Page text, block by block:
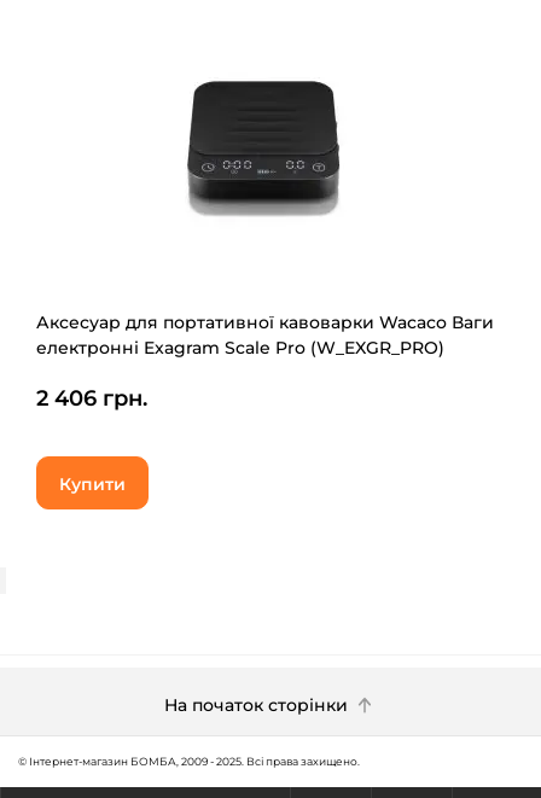
Аксесуар для портативної кавоварки Wacaco Ваги
електронні Exagram Scale Pro (W_EXGR_PRO)
2 406 грн.
Купити
На початок сторінки
© Інтернет-магазин БОМБА, 2009 - 2025. Всі права захищено.